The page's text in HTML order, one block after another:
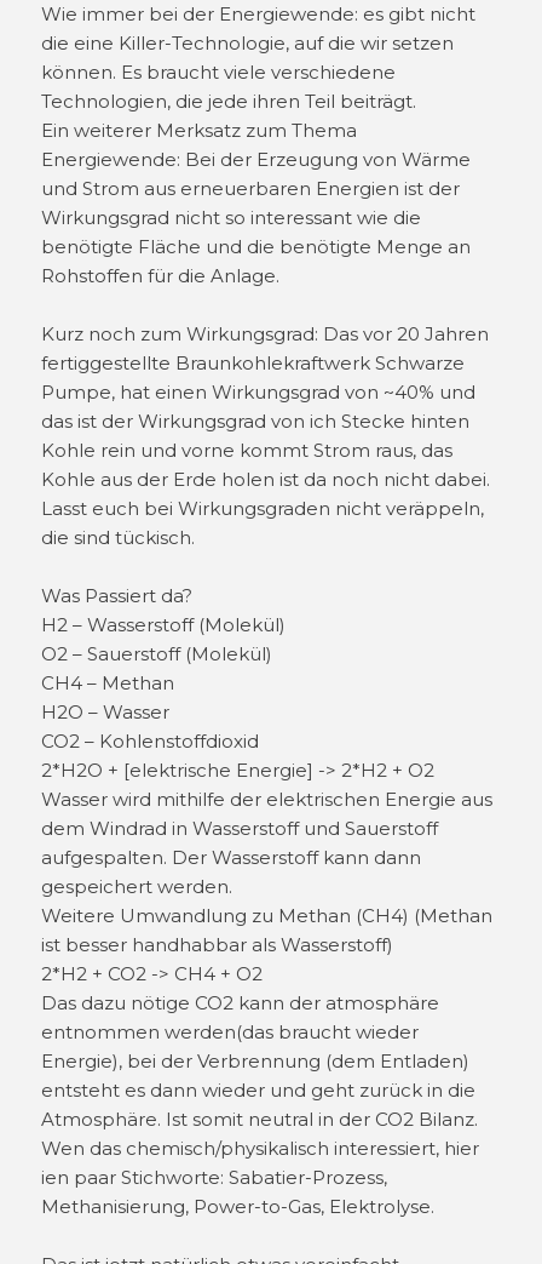
Wie immer bei der Energiewende: es gibt nicht
die eine Killer-Technologie, auf die wir setzen
können. Es braucht viele verschiedene
Technologien, die jede ihren Teil beiträgt.
Ein weiterer Merksatz zum Thema
Energiewende: Bei der Erzeugung von Wärme
und Strom aus erneuerbaren Energien ist der
Wirkungsgrad nicht so interessant wie die
benötigte Fläche und die benötigte Menge an
Rohstoffen für die Anlage.
Kurz noch zum Wirkungsgrad: Das vor 20 Jahren
fertiggestellte Braunkohlekraftwerk Schwarze
Pumpe, hat einen Wirkungsgrad von ~40% und
das ist der Wirkungsgrad von ich Stecke hinten
Kohle rein und vorne kommt Strom raus, das
Kohle aus der Erde holen ist da noch nicht dabei.
Lasst euch bei Wirkungsgraden nicht veräppeln,
die sind tückisch.
Was Passiert da?
H2 – Wasserstoff (Molekül)
O2 – Sauerstoff (Molekül)
CH4 – Methan
H2O – Wasser
CO2 – Kohlenstoffdioxid
2*H2O + [elektrische Energie] -> 2*H2 + O2
Wasser wird mithilfe der elektrischen Energie aus
dem Windrad in Wasserstoff und Sauerstoff
aufgespalten. Der Wasserstoff kann dann
gespeichert werden.
Weitere Umwandlung zu Methan (CH4) (Methan
ist besser handhabbar als Wasserstoff)
2*H2 + CO2 -> CH4 + O2
Das dazu nötige CO2 kann der atmosphäre
entnommen werden(das braucht wieder
Energie), bei der Verbrennung (dem Entladen)
entsteht es dann wieder und geht zurück in die
Atmosphäre. Ist somit neutral in der CO2 Bilanz.
Wen das chemisch/physikalisch interessiert, hier
ien paar Stichworte: Sabatier-Prozess,
Methanisierung, Power-to-Gas, Elektrolyse.